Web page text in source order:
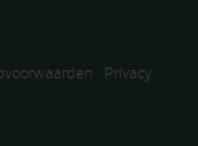
Privacy